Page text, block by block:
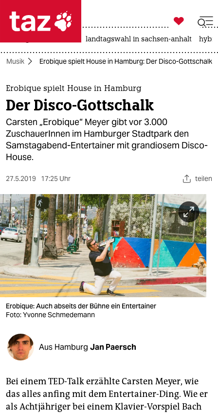
 taz zahl ich
taz zahl ich
themen
politik
öko
gesellschaft
kultur
sport
berlin
nord
wahrheit
verlag
verlag
shop
fragen & hilfe
unterstützen
abo

taz zahl ich
landtagswahl in sachsen-anhalt
Musik Erobique spielt House in Hamburg: Der Disco-Gottschalk
Erobique spielt House in Hamburg
Der Disco-Gottschalk
Carsten „Erobique“ Meyer gibt vor 3.000
ZuschauerInnen im Hamburger Stadtpark den
Samstagabend-Entertainer mit grandiosem Disco-
House.
27.5.2019 17:25 Uhr teilen
Erobique: Auch abseits der Bühne ein Entertainer
Foto: Yvonne Schmedemann
Aus Hamburg Jan Paersch
Bei einem TED-Talk erzählte Carsten Meyer, wie
das alles anfing mit dem Entertainer-Ding. Wie er
als Achtjähriger bei einem Klavier-Vorspiel Bach